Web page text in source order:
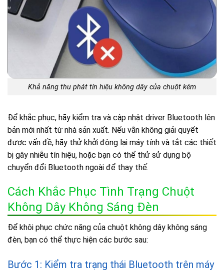
Khả năng thu phát tín hiệu không dây của chuột kém
Để khắc phục, hãy kiểm tra và cập nhật driver Bluetooth lên
bản mới nhất từ nhà sản xuất. Nếu vẫn không giải quyết
được vấn đề, hãy thử khởi động lại máy tính và tắt các thiết
bị gây nhiễu tín hiệu, hoặc bạn có thể thử sử dụng bộ
chuyển đổi Bluetooth ngoài để thay thế.
Cách Khắc Phục Tình Trạng Chuột
Không Dây Không Sáng Đèn
Để khôi phục chức năng của chuột không dây không sáng
đèn, bạn có thể thực hiện các bước sau:
Bước 1: Kiểm tra trạng thái Bluetooth trên máy